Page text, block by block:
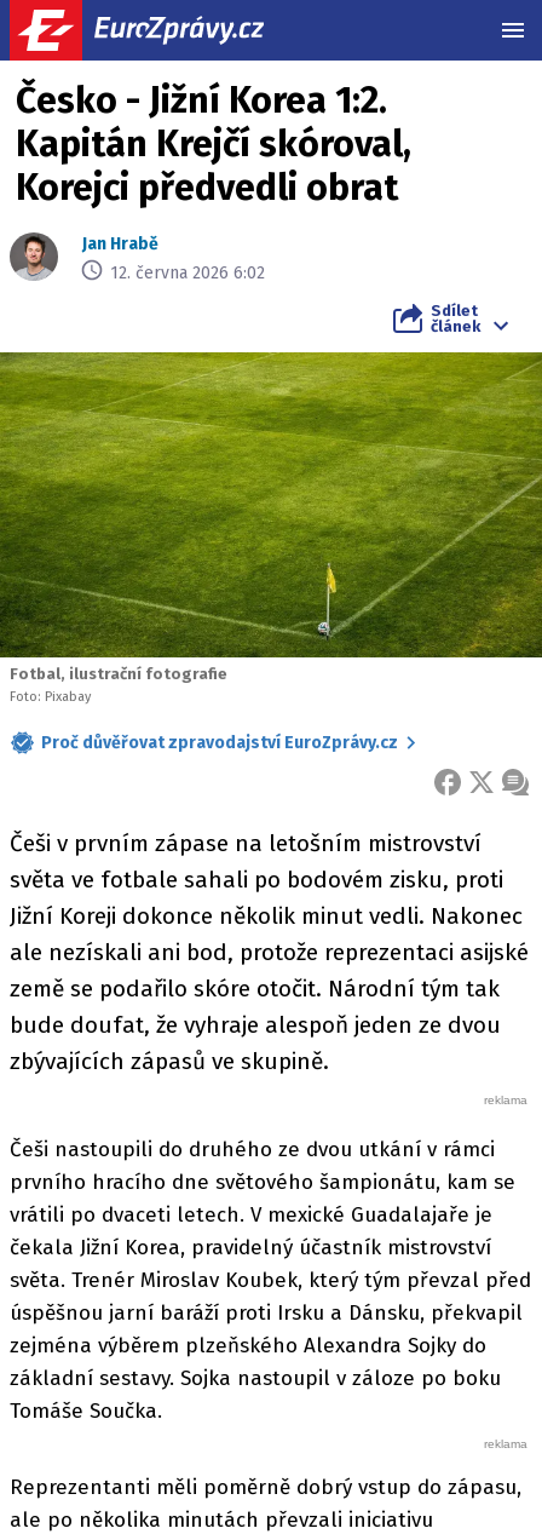
Česko - Jižní Korea 1:2.
Kapitán Krejčí skóroval,
Korejci předvedli obrat
Jan Hrabě
12. června 2026 6:02
Sdílet
článek
Fotbal, ilustrační fotografie
Foto: Pixabay
Proč důvěřovat zpravodajství EuroZprávy.cz
FACEBOOK
X
Češi v prvním zápase na letošním mistrovství
světa ve fotbale sahali po bodovém zisku, proti
Jižní Koreji dokonce několik minut vedli. Nakonec
ale nezískali ani bod, protože reprezentaci asijské
země se podařilo skóre otočit. Národní tým tak
bude doufat, že vyhraje alespoň jeden ze dvou
zbývajících zápasů ve skupině.
Češi nastoupili do druhého ze dvou utkání v rámci
prvního hracího dne světového šampionátu, kam se
vrátili po dvaceti letech. V mexické Guadalajaře je
čekala Jižní Korea, pravidelný účastník mistrovství
světa. Trenér Miroslav Koubek, který tým převzal před
úspěšnou jarní baráží proti Irsku a Dánsku, překvapil
zejména výběrem plzeňského Alexandra Sojky do
základní sestavy. Sojka nastoupil v záloze po boku
Tomáše Součka.
Reprezentanti měli poměrně dobrý vstup do zápasu,
ale po několika minutách převzali iniciativu